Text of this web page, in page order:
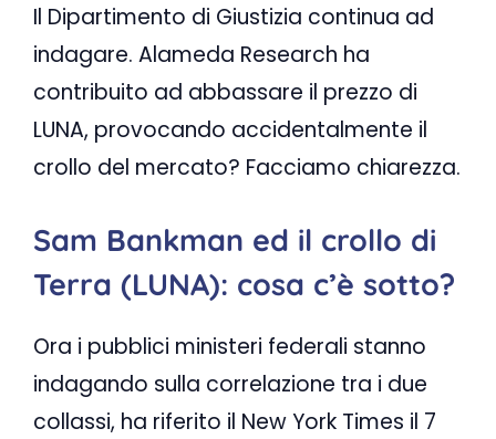
Il Dipartimento di Giustizia continua ad
indagare. Alameda Research ha
contribuito ad abbassare il prezzo di
LUNA, provocando accidentalmente il
crollo del mercato? Facciamo chiarezza.
Sam Bankman ed il crollo di
Terra (LUNA): cosa c’è sotto?
Ora i pubblici ministeri federali stanno
indagando sulla correlazione tra i due
collassi, ha riferito il New York Times il 7